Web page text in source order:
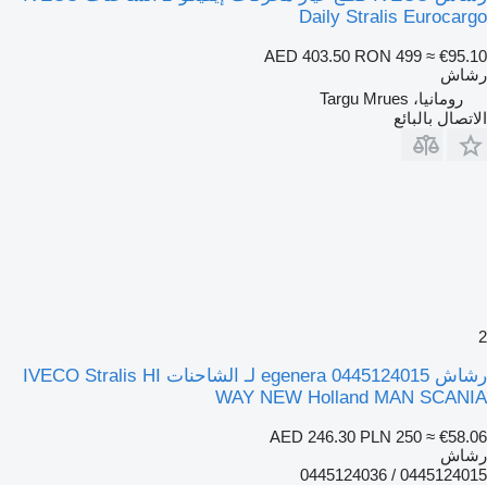
Daily Stralis Eurocargo
AED 403.50 RON 499 ≈ €95.10
رشاش
رومانيا، Targu Mrues
الاتصال بالبائع
2
رشاش egenera 0445124015 لـ الشاحنات IVECO Stralis HI
WAY NEW Holland MAN SCANIA
AED 246.30 PLN 250 ≈ €58.06
رشاش
0445124015 / 0445124036